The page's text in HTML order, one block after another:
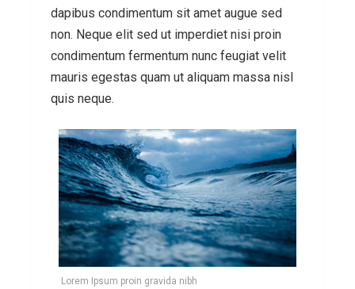
dapibus condimentum sit amet augue sed
non. Neque elit sed ut imperdiet nisi proin
condimentum fermentum nunc feugiat velit
mauris egestas quam ut aliquam massa nisl
quis neque.
Lorem Ipsum proin gravida nibh